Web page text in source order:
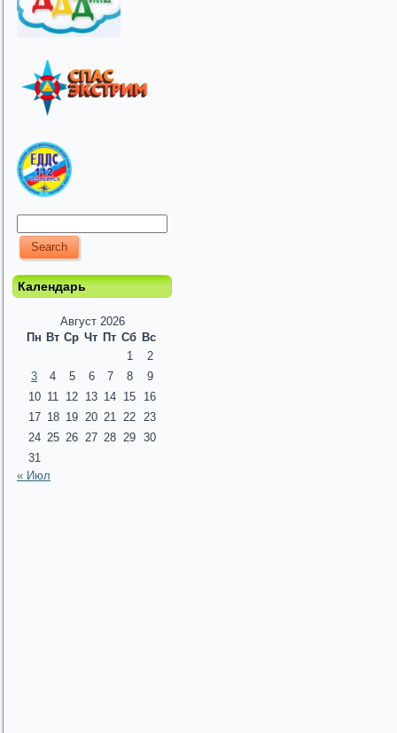
Календарь
Август 2026
Пн Вт Ср Чт Пт Сб Вс
1
2
3
4 5 6 7 8
9
10 11 12 13 14 15
16
17 18 19 20 21 22
23
24 25 26 27 28 29 30
31
« Июл